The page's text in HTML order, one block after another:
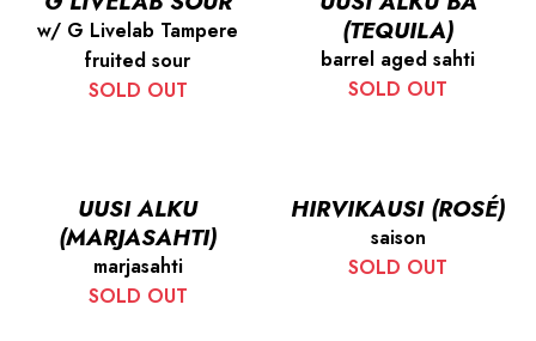
w/ G Livelab Tampere
fruited sour
SOLD OUT
(TEQUILA)
barrel aged sahti
SOLD OUT
UUSI ALKU
(MARJASAHTI)
marjasahti
SOLD OUT
HIRVIKAUSI (ROSÉ)
saison
SOLD OUT